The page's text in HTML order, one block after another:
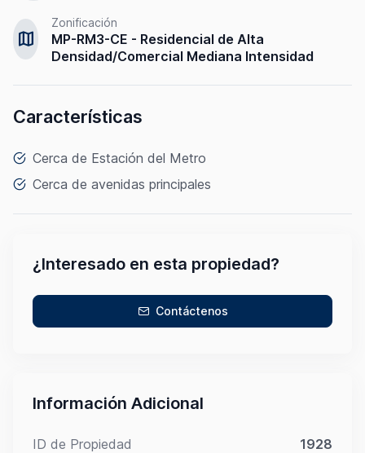
map
Zonificación
MP-RM3-CE - Residencial de Alta
Densidad/Comercial Mediana Intensidad
Características
Cerca de Estación del Metro
Cerca de avenidas principales
¿Interesado en esta propiedad?
Contáctenos
Información Adicional
ID de Propiedad 1928